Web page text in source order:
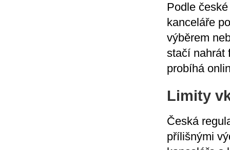
Podle
kanceláře
výběrem
stačí nahrát
probíhá
Limity
Česká
přílišnými